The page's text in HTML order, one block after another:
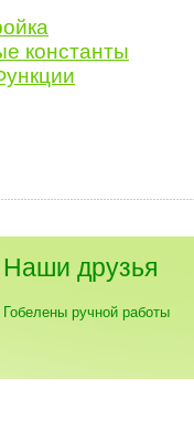
константы
Наши друзья
Гобелены ручной работы